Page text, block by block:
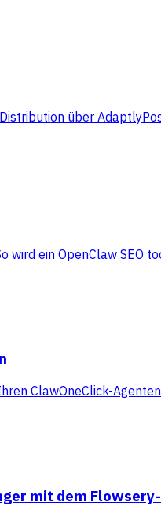
über
wird ein OpenClaw SEO
ClawOneClick-
mit dem